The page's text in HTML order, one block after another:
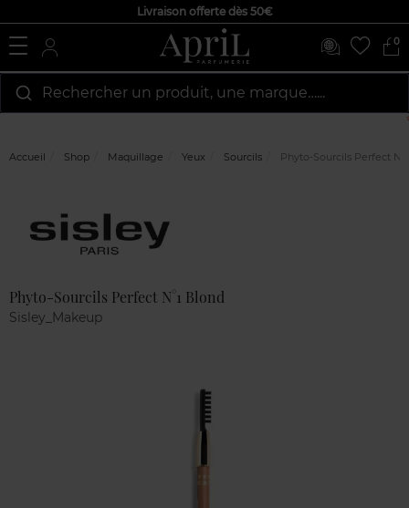
Livraison offerte dès 50€
0
Rechercher un produit, une marque…...
Accueil Shop Maquillage Yeux Sourcils Phyto-Sourcils Perfect
Phyto-Sourcils Perfect N°1 Blond
Sisley_Makeup